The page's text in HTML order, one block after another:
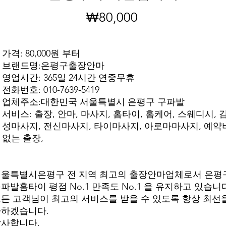
₩80,000가
가격: 80,000원 부터
브랜드명:은평구출장안마
영업시간: 365일 24시간 연중무휴
전화번호: 010-7639-5419
업체주소:대한민국 서울특별시 은평구 구파발
서비스: 출장, 안마, 마사지, 홈타이, 홈케어, 스웨디시,
성마사지, 전신마사지, 타이마사지, 아로마마사지, 예약
없는 출장,
특별시은평구 전 지역 최고의 출장안마업체로서 은평
발홈타이 평점 No.1 만족도 No.1 을 유지하고 있습니
고객님이 최고의 서비스를 받을 수 있도록 항상 최선
겠습니다.
합니다.